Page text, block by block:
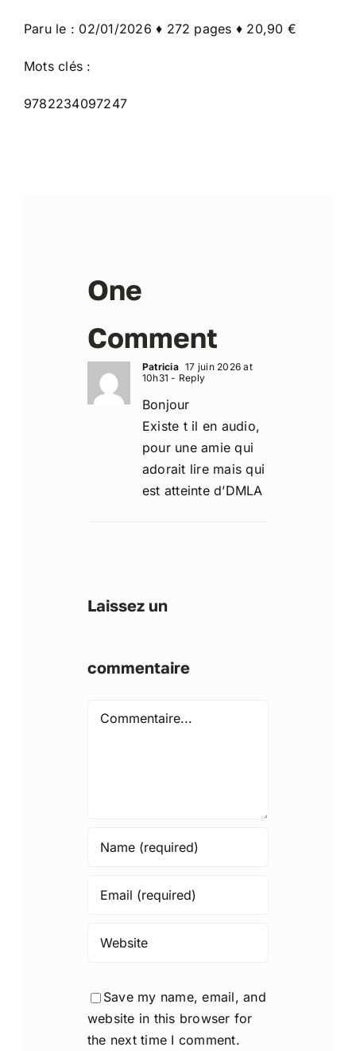
Paru le : 02/01/2026 ♦ 272 pages ♦ 20,90 €
Mots clés :
9782234097247
One
Comment
Patricia 17 juin 2026 at
10h31 - Reply
Bonjour
Existe t il en audio,
pour une amie qui
adorait lire mais qui
est atteinte d’DMLA
Laissez un
commentaire
Save my name, email, and
website in this browser for
the next time I comment.